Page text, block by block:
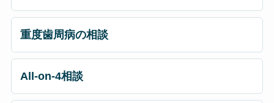
重度歯周病の相談
All-on-4相談